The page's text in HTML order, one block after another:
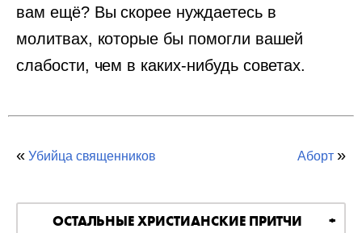
вам ещё? Вы скорее нуждаетесь в
молитвах, которые бы помогли вашей
слабости, чем в каких-нибудь советах.
« Убийца священников Аборт »
ОСТАЛЬНЫЕ ХРИСТИАНСКИЕ ПРИТЧИ